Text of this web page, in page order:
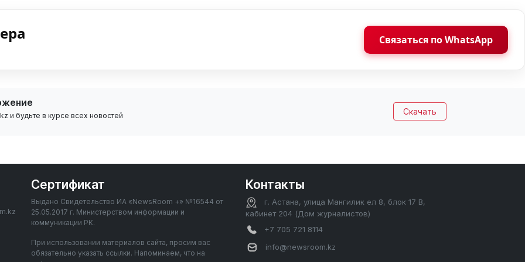
Связаться по WhatsApp
и будьте в курсе всех новостей Скачать
Сертификат
Выдано Свидетельство ИА «NewsRoom +» №16544 от
25.05.2017 г. Министерством информации и
коммуникации РК.
При использовании материалов сайта, просим вас
обязательно указать ссылки. Напоминаем, что на
Контакты
г. Астана, улица Мангилик ел 8, блок 17 В,
кабинет 204 (Дом журналистов)
+7 705 721 8114
info@newsroom.kz